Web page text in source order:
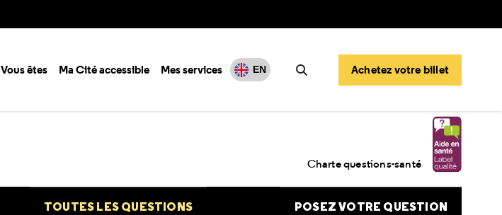
Vous êtes Ma Cité accessible Mes services EN
Rechercher
Achetez votre billet
Charte questions-santé
TOUTES LES QUESTIONS POSEZ VOTRE QUESTION